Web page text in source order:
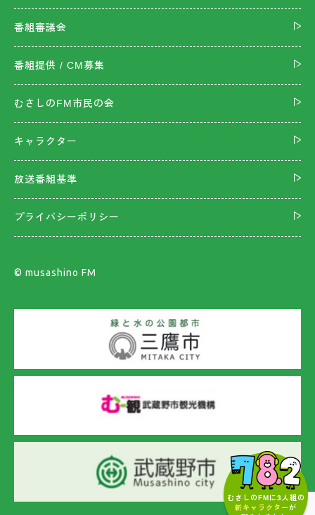
むさしのFMに3人組の
新キャラクターが
番組審議会
番組提供 / CM募集
むさしのFM市民の会
キャラクター
放送番組基準
プライバシーポリシー
©︎ musashino FM